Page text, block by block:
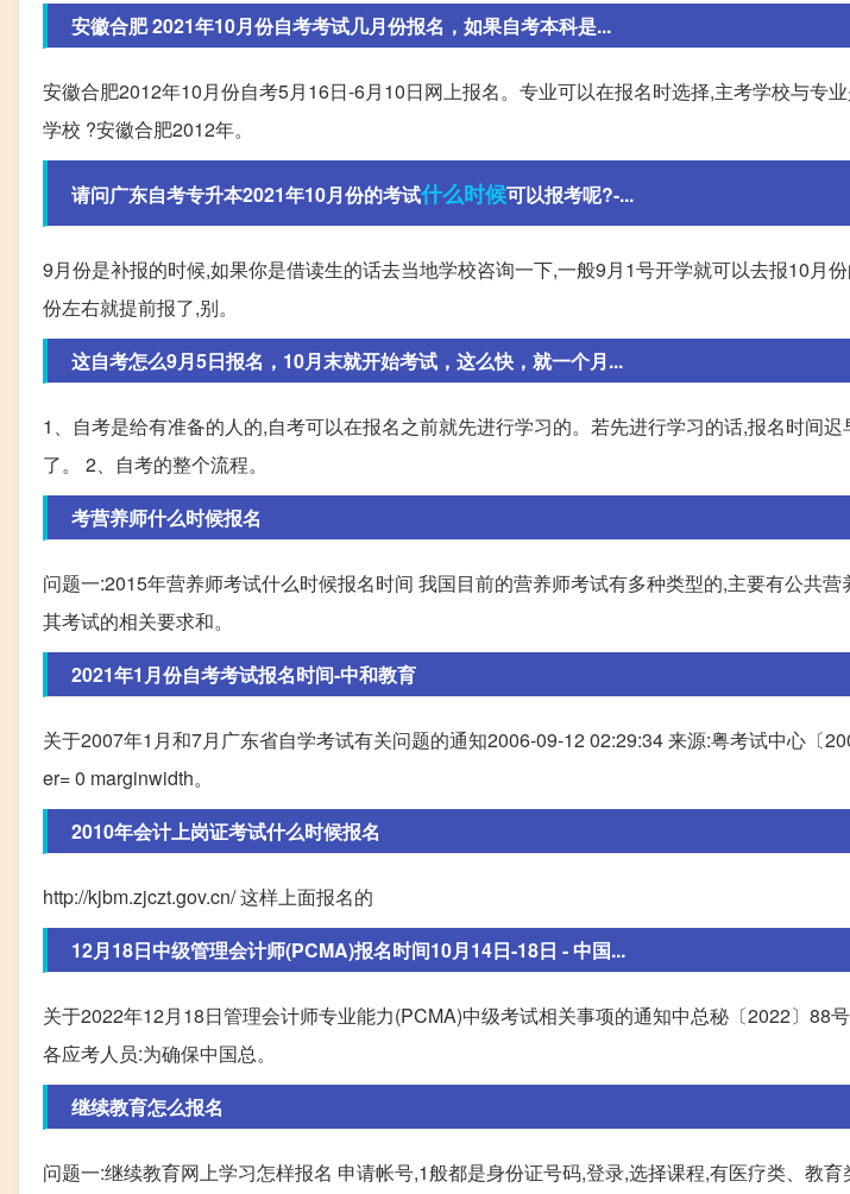
安徽合肥 2021年10月份自考考试几月份报名，如果自考本科是...
安徽合肥2012年10月份自考5月16日-6月10日网上报名。专业可以在报名时选择,主考学校与专
学校 ?安徽合肥2012年。
请问广东自考专升本2021年10月份的考试什么时候可以报考呢?-...
9月份是补报的时候,如果你是借读生的话去当地学校咨询一下,一般9月1号开学就可以去报10月
份左右就提前报了,别。
这自考怎么9月5日报名，10月末就开始考试，这么快，就一个月...
1、自考是给有准备的人的,自考可以在报名之前就先进行学习的。若先进行学习的话,报名时间
了。 2、自考的整个流程。
考营养师什么时候报名
问题一:2015年营养师考试什么时候报名时间 我国目前的营养师考试有多种类型的,主要有公共
其考试的相关要求和。
2021年1月份自考考试报名时间-中和教育
关于2007年1月和7月广东省自学考试有关问题的通知2006-09-12 02:29:34 来源:粤考试中心〔
er= 0 marginwidth。
2010年会计上岗证考试什么时候报名
http://kjbm.zjczt.gov.cn/ 这样上面报名的
12月18日中级管理会计师(PCMA)报名时间10月14日-18日 - 中国...
关于2022年12月18日管理会计师专业能力(PCMA)中级考试相关事项的通知中总秘〔2022〕88
各应考人员:为确保中国总。
继续教育怎么报名
问题一:继续教育网上学习怎样报名 申请帐号,1般都是身份证号码,登录,选择课程,有医疗类、教